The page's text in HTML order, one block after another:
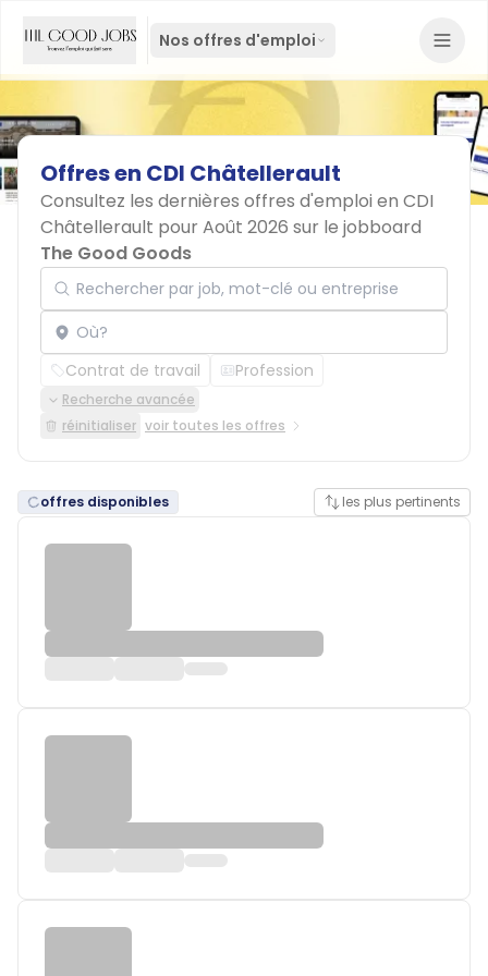
Nos offres d'emploi
Offresen CDI Châtellerault
Consultez les dernières offres d'emploi en CDI
Châtellerault pour Août 2026 sur le jobboard
The Good Goods
Rechercher par job, mot-clé ou entreprise
Localisation
Contrat de travail Profession
Recherche avancée
réinitialiser voir toutes les offres
offres disponibles les plus pertinents